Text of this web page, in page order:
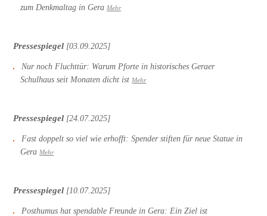
zum Denkmaltag in Gera Mehr
Pressespiegel [03.09.2025]
Nur noch Fluchttür: Warum Pforte in historisches Geraer
Schulhaus seit Monaten dicht ist Mehr
Pressespiegel [24.07.2025]
Fast doppelt so viel wie erhofft: Spender stiften für neue Statue in
Gera Mehr
Pressespiegel [10.07.2025]
Posthumus hat spendable Freunde in Gera: Ein Ziel ist